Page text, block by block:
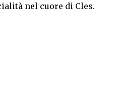
nel cuore di Cles.